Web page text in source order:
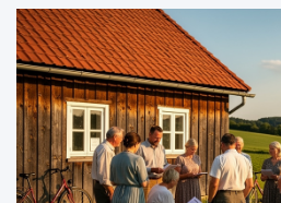
r
t
o
ś
c
i
o
w
e
?
?